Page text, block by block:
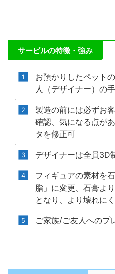
サービルの特徴・強み
お預かりしたペット
人（デザイナー）の
製造の前には必ずお
確認、気になる点が
タを修正可
デザイナーは全員3D
フィギュアの素材を
脂」に変更、石膏よ
となり、より壊れに
ご家族/ご友人へのプ